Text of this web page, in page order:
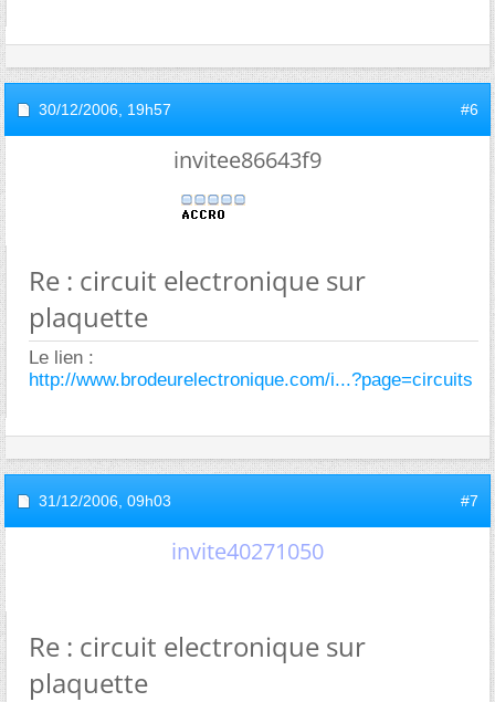
30/12/2006, 19h57 #6
invitee86643f9
Re : circuit electronique sur
plaquette
Le lien :
http://www.brodeurelectronique.com/i...?page=circuits
31/12/2006, 09h03 #7
invite40271050
Re : circuit electronique sur
plaquette